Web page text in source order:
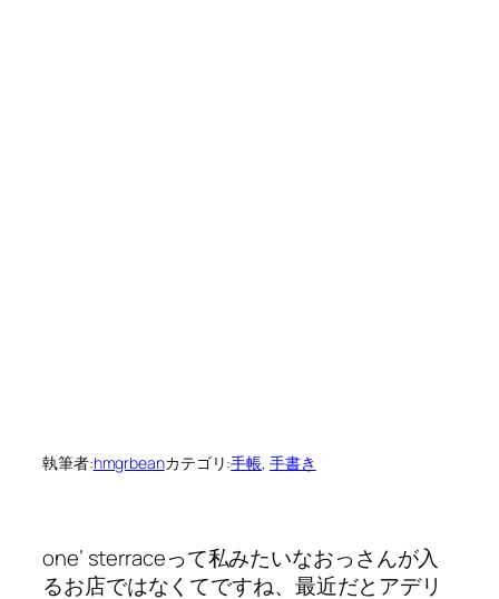
執筆者:hmgrbeanカテゴリ:手帳, 手書き
one’ sterraceって私みたいなおっさんが入
るお店ではなくてですね、最近だとアデリ